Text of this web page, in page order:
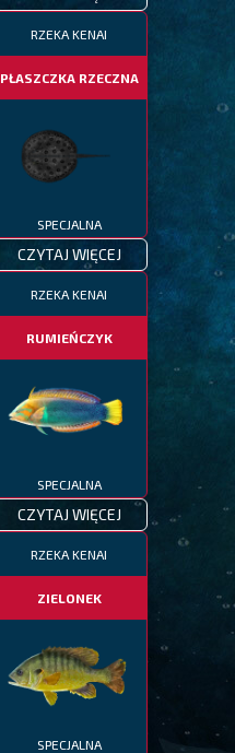
RZEKA KENAI
PŁASZCZKA RZECZNA
SPECJALNA
CZYTAJ WIĘCEJ
RZEKA KENAI
RUMIEŃCZYK
SPECJALNA
CZYTAJ WIĘCEJ
RZEKA KENAI
ZIELONEK
SPECJALNA